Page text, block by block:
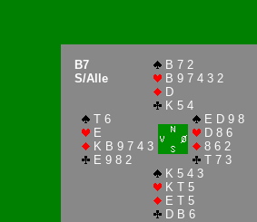
B7
S/Alle
B 7 2
B 9 7 4 3 2
D
K 5 4
T 6
E
K B 9 7 4 3
E 9 8 2
E D 9 8
D 8 6
8 6 2
T 7 3
K 5 4 3
K T 5
E T 5
D B 6